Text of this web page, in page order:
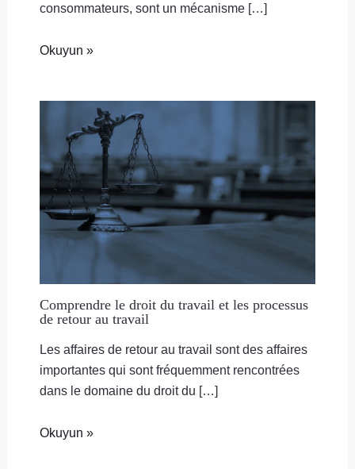
consommateurs, sont un mécanisme […]
Okuyun »
Comprendre le droit du travail et les processus
de retour au travail
Les affaires de retour au travail sont des affaires
importantes qui sont fréquemment rencontrées
dans le domaine du droit du […]
Okuyun »